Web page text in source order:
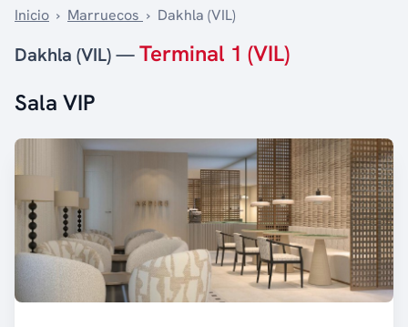
Inicio › Marruecos › Dakhla (VIL)
Dakhla (VIL) —Terminal 1 (VIL)
Sala VIP